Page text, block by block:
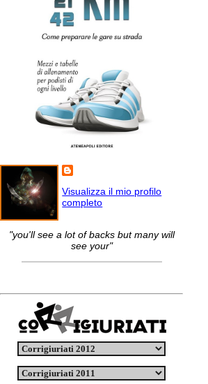
Visualizza il mio profilo
completo
"you'll see a lot of backs but many will
see your"